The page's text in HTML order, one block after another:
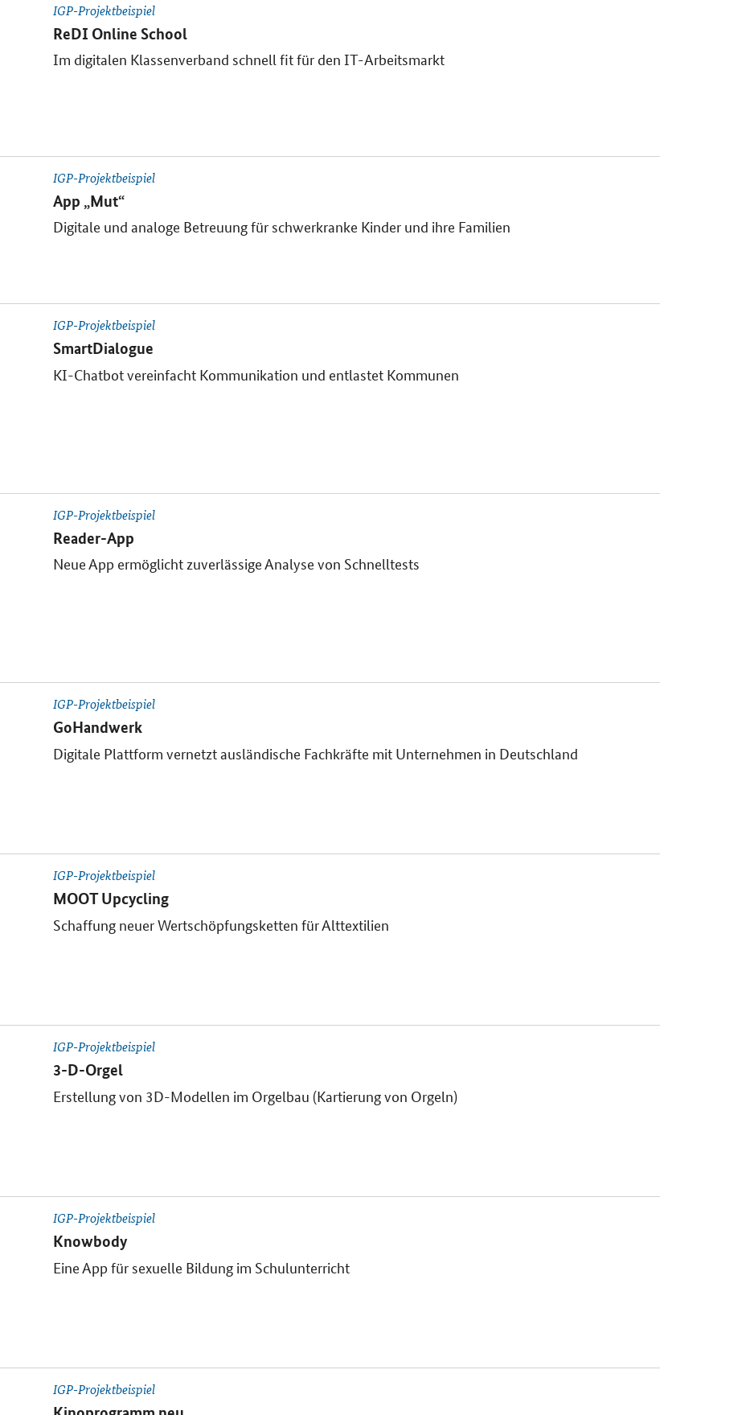
IGP-Projektbeispiel
ReDI Online School
Im digitalen Klassenverband schnell fit für den IT-Arbeitsmarkt
IGP-Projektbeispiel
App „Mut“
Digitale und analoge Betreuung für schwerkranke Kinder und ihre Familien
IGP-Projektbeispiel
SmartDialogue
KI-Chatbot vereinfacht Kommunikation und entlastet Kommunen
IGP-Projektbeispiel
Reader-App
Neue App ermöglicht zuverlässige Analyse von Schnelltests
IGP-Projektbeispiel
GoHandwerk
Digitale Plattform vernetzt ausländische Fachkräfte mit Unternehmen in Deutschland
IGP-Projektbeispiel
MOOT Upcycling
Schaffung neuer Wertschöpfungsketten für Alttextilien
IGP-Projektbeispiel
3-D-Orgel
Erstellung von 3D-Modellen im Orgelbau (Kartierung von Orgeln)
IGP-Projektbeispiel
Knowbody
Eine App für sexuelle Bildung im Schulunterricht
IGP-Projektbeispiel